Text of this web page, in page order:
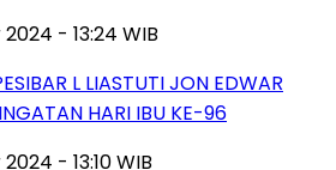
- 13:24 WIB
L LIASTUTI JON EDWAR
HARI IBU KE-96
- 13:10 WIB